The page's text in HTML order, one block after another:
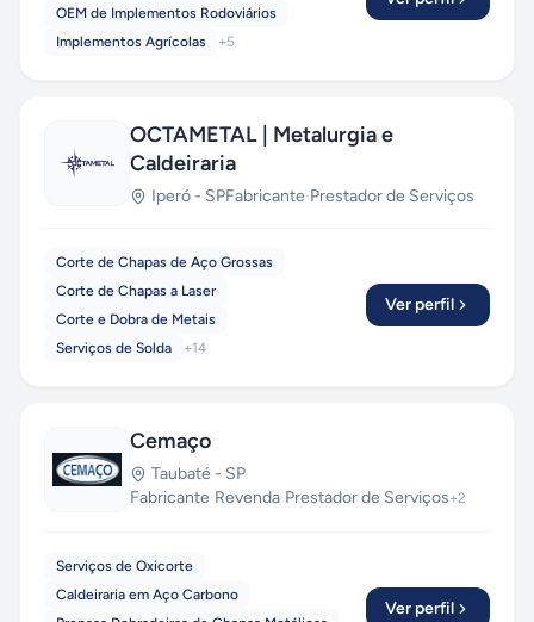
OEM de Implementos Rodoviários
Implementos Agrícolas
+5
OCTAMETAL | Metalurgia e
Caldeiraria
Iperó - SPFabricante·Prestador de Serviços
Corte de Chapas de Aço Grossas
Corte de Chapas a Laser
Corte e Dobra de Metais
Serviços de Solda
+14
Ver perfil
Cemaço
Taubaté - SP
Fabricante·Revenda·Prestador de Serviços+2
Serviços de Oxicorte
Caldeiraria em Aço Carbono
Ver perfil